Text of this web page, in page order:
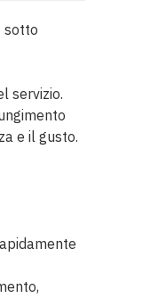
sotto
servizio.
e il gusto.